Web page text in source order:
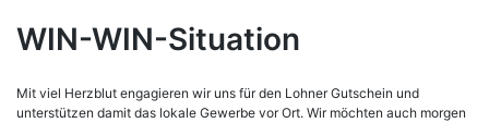
WIN-WIN-Situation
Mit viel Herzblut engagieren wir uns für den Lohner Gutschein und
unterstützen damit das lokale Gewerbe vor Ort. Wir möchten auch morgen